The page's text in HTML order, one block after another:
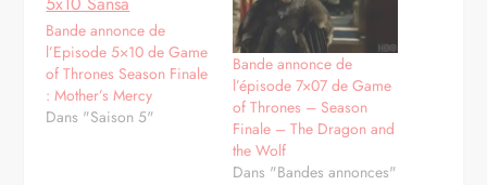
Bande annonce de
l’Episode 5×10 de Game
of Thrones Season Finale
: Mother’s Mercy
Dans "Saison 5"
Bande annonce de
l’épisode 7×07 de Game
of Thrones – Season
Finale – The Dragon and
the Wolf
Dans "Bandes annonces"